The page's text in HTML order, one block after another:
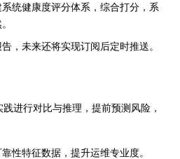
统健康度评分体系，综合打分，系
，未来还将实现订阅后定时推送。
进行对比与推理，提前预测风险，
性特征数据，提升运维专业度。